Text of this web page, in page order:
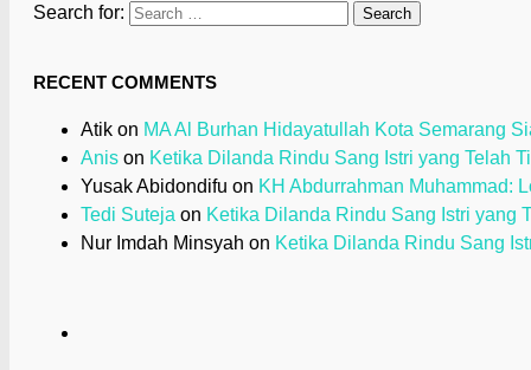
Search for:
RECENT COMMENTS
Atik on MA Al Burhan Hidayatullah Kota Semarang
Anis on Ketika Dilanda Rindu Sang Istri yang Telah
Yusak Abidondifu on KH Abdurrahman Muhammad:
Tedi Suteja on Ketika Dilanda Rindu Sang Istri yang
Nur Imdah Minsyah on Ketika Dilanda Rindu Sang